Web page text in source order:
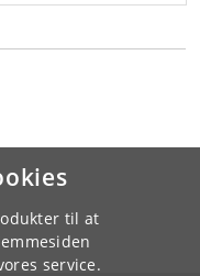
til at
service.